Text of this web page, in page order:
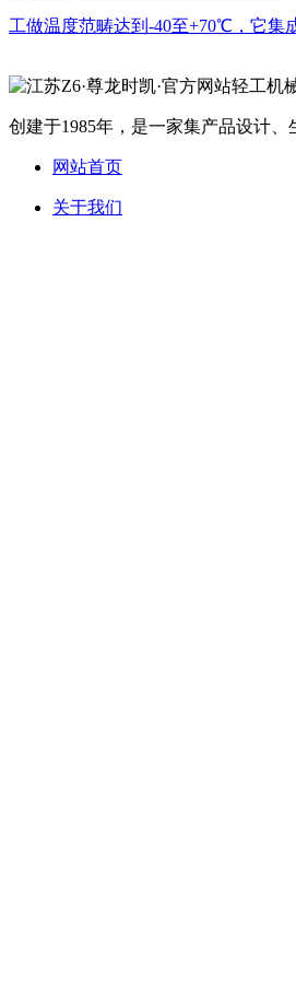
工做温度范畴达到-40至+70℃，它集
创建于1985年，是一家集产品设计
网站首页
关于我们